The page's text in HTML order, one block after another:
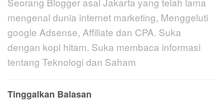
mengenal dunia internet marketing, Menggeluti
google Adsense, Affiliate dan CPA. Suka
dengan kopi hitam. Suka membaca informasi
tentang Teknologi dan Saham
Tinggalkan Balasan